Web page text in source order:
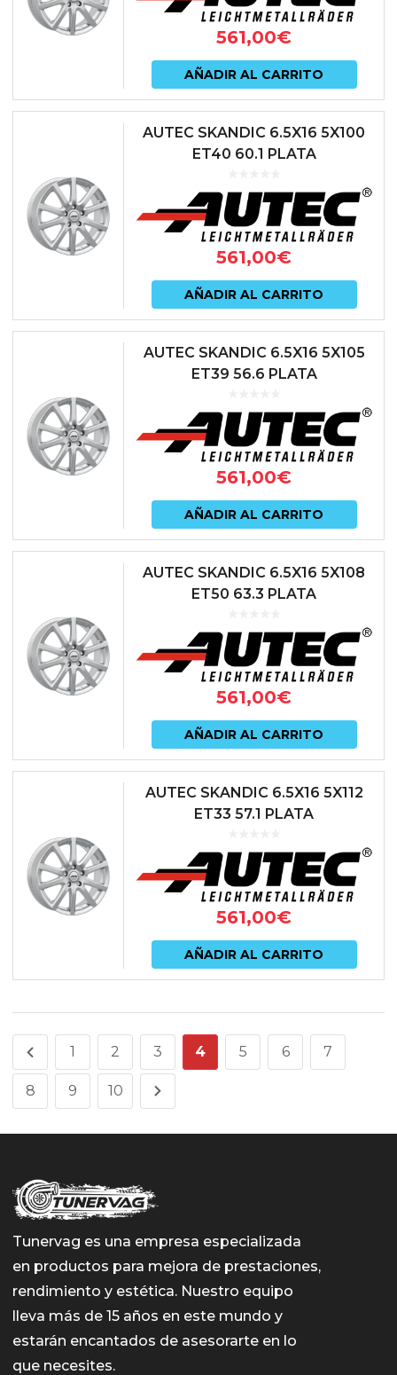
561,00€
AÑADIR AL CARRITO
AUTEC SKANDIC 6.5X16 5X100
ET40 60.1 PLATA
561,00€
AÑADIR AL CARRITO
AUTEC SKANDIC 6.5X16 5X105
ET39 56.6 PLATA
561,00€
AÑADIR AL CARRITO
AUTEC SKANDIC 6.5X16 5X108
ET50 63.3 PLATA
561,00€
AÑADIR AL CARRITO
AUTEC SKANDIC 6.5X16 5X112
ET33 57.1 PLATA
561,00€
AÑADIR AL CARRITO
1 2 3 4 5 6 7
8 9 10
Tunervag es una empresa especializada
en productos para mejora de prestaciones,
rendimiento y estética. Nuestro equipo
lleva más de 15 años en este mundo y
estarán encantados de asesorarte en lo
que necesites.